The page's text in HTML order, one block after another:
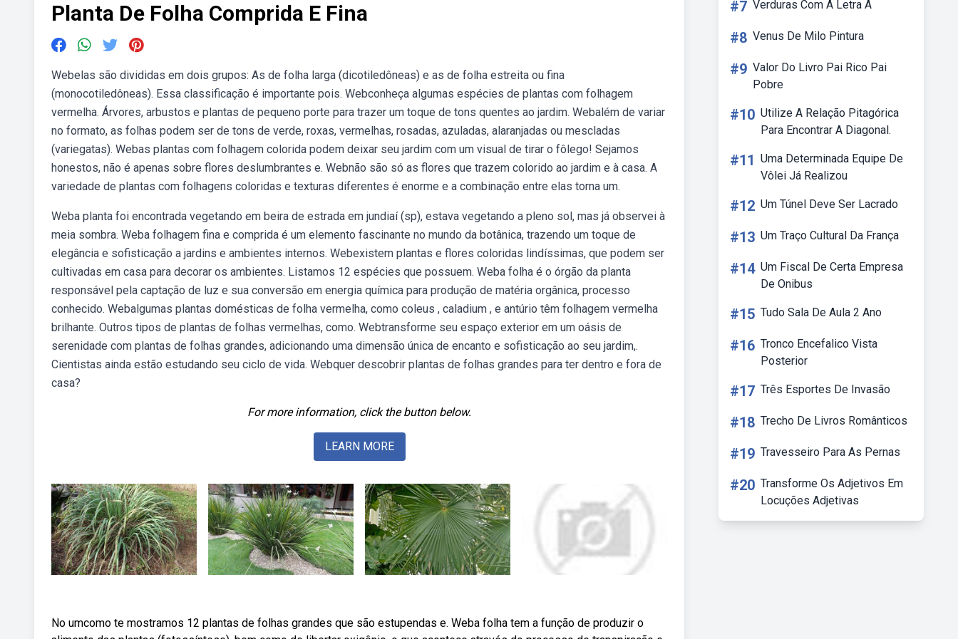
Planta De Folha Comprida E Fina
Webelas são divididas em dois grupos: As de folha larga (dicotiledôneas) e as de folha estreita ou fina
(monocotiledôneas). Essa classificação é importante pois. Webconheça algumas espécies de plantas com folhagem
vermelha. Árvores, arbustos e plantas de pequeno porte para trazer um toque de tons quentes ao jardim. Webalém de variar
no formato, as folhas podem ser de tons de verde, roxas, vermelhas, rosadas, azuladas, alaranjadas ou mescladas
(variegatas). Webas plantas com folhagem colorida podem deixar seu jardim com um visual de tirar o fôlego! Sejamos
honestos, não é apenas sobre flores deslumbrantes e. Webnão são só as flores que trazem colorido ao jardim e à casa. A
variedade de plantas com folhagens coloridas e texturas diferentes é enorme e a combinação entre elas torna um.
Weba planta foi encontrada vegetando em beira de estrada em jundiaí (sp), estava vegetando a pleno sol, mas já observei à
meia sombra. Weba folhagem fina e comprida é um elemento fascinante no mundo da botânica, trazendo um toque de
elegância e sofisticação a jardins e ambientes internos. Webexistem plantas e flores coloridas lindíssimas, que podem ser
cultivadas em casa para decorar os ambientes. Listamos 12 espécies que possuem. Weba folha é o órgão da planta
responsável pela captação de luz e sua conversão em energia química para produção de matéria orgânica, processo
conhecido. Webalgumas plantas domésticas de folha vermelha, como coleus , caladium , e antúrio têm folhagem vermelha
brilhante. Outros tipos de plantas de folhas vermelhas, como. Webtransforme seu espaço exterior em um oásis de
serenidade com plantas de folhas grandes, adicionando uma dimensão única de encanto e sofisticação ao seu jardim,.
Cientistas ainda estão estudando seu ciclo de vida. Webquer descobrir plantas de folhas grandes para ter dentro e fora de
casa?
For more information, click the button below.
LEARN MORE
No umcomo te mostramos 12 plantas de folhas grandes que são estupendas e. Weba folha tem a função de produzir o
#7 Verduras Com A Letra A
#8 Venus De Milo Pintura
#9 Valor Do Livro Pai Rico Pai
Pobre
#10 Utilize A Relação Pitagórica
Para Encontrar A Diagonal.
#11 Uma Determinada Equipe De
Vôlei Já Realizou
#12 Um Túnel Deve Ser Lacrado
#13 Um Traço Cultural Da França
#14 Um Fiscal De Certa Empresa
De Onibus
#15 Tudo Sala De Aula 2 Ano
#16 Tronco Encefalico Vista
Posterior
#17 Três Esportes De Invasão
#18 Trecho De Livros Românticos
#19 Travesseiro Para As Pernas
#20 Transforme Os Adjetivos Em
Locuções Adjetivas